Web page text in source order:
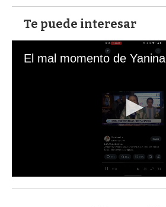
Te puede interesar
s